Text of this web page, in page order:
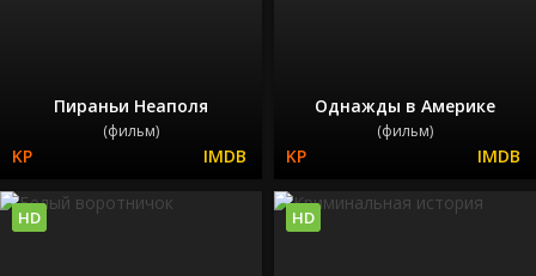
Пираньи Неаполя
(фильм)
Однажды в Америке
(фильм)
HD HD